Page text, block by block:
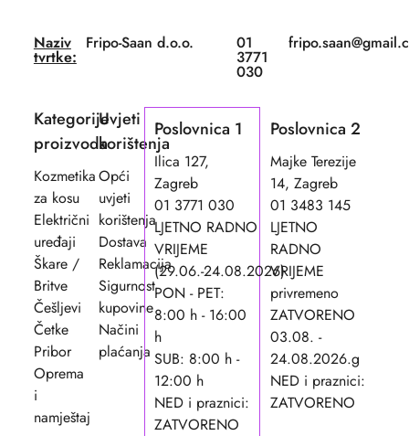
Naziv
tvrtke:
Fripo-Saan d.o.o. 01
3771
030
Kategorije
proizvoda
Kozmetika
za kosu
Električni
uređaji
Škare /
Britve
Češljevi
Četke
Pribor
Oprema
i
namještaj
Uvjeti
korištenja
Opći
uvjeti
korištenja
Dostava
Reklamacija
Sigurnost
kupovine
Načini
plaćanja
Poslovnica 1
Ilica 127,
Zagreb
01 3771 030
LJETNO RADNO
VRIJEME
(29.06.-24.08.2026)
PON - PET:
8:00 h - 16:00
h
SUB: 8:00 h -
12:00 h
NED i praznici:
ZATVORENO
Poslovnica 2
Majke Terezije
14, Zagreb
01 3483 145
LJETNO
RADNO
VRIJEME
privremeno
ZATVORENO
03.08. -
24.08.2026.g
NED i praznici:
ZATVORENO